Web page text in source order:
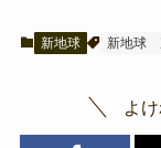
新地球 新地球
よ